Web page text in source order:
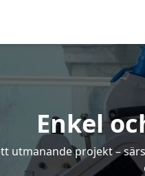
Enkel
utmanande projekt –